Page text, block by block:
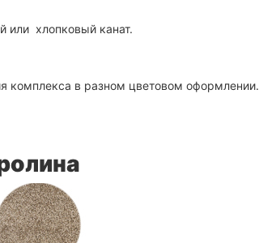
или хлопковый канат.
комплекса в разном цветовом оформлении.